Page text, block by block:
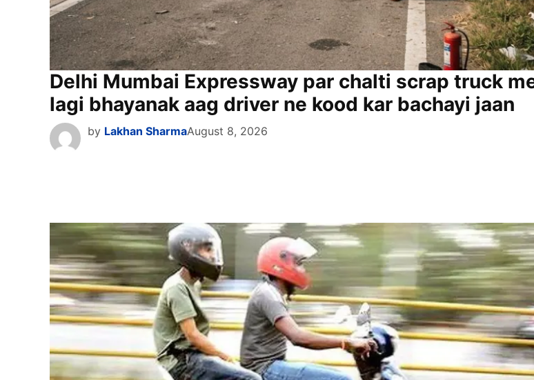
Delhi Mumbai Expressway par chalti scrap truck
lagi bhayanak aag driver ne kood kar bachayi jaan
by Lakhan SharmaAugust 8, 2026